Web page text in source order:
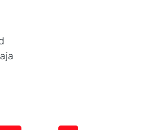
/ caja